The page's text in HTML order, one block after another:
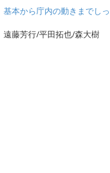
基本から庁内の動きまでし
遠藤芳行/平田拓也/森大樹